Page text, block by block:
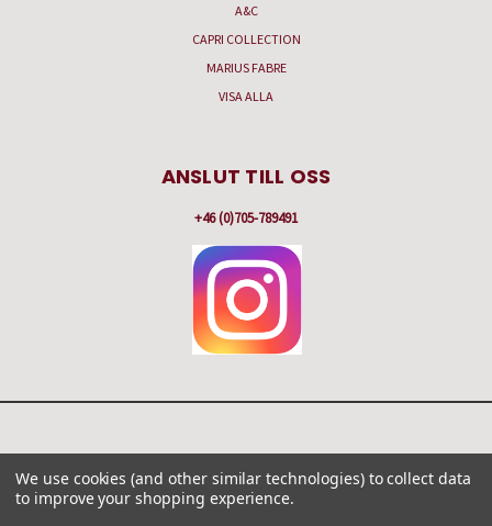
A&C
CAPRI COLLECTION
MARIUS FABRE
VISA ALLA
ANSLUT TILL OSS
+46 (0)705-789491
HAMNBERGSVÄGEN 57 C, BOX 251, 475 51 KÄLLÖ-KNIPPLA
+46 (0)705-789491
We use cookies (and other similar technologies) to collect data
to improve your shopping experience.